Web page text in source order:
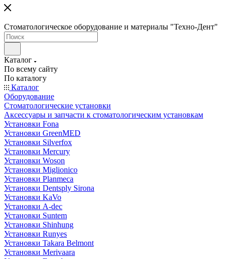
Стоматологическое оборудование и материалы "Техно-Дент"
Каталог
По всему сайту
По каталогу
Каталог
Оборудование
Стоматологические установки
Аксессуары и запчасти к стоматологическим установкам
Установки Fona
Установки GreenMED
Установки Silverfox
Установки Mercury
Установки Woson
Установки Miglionico
Установки Planmeca
Установки Dentsply Sirona
Установки KaVo
Установки A-dec
Установки Suntem
Установки Shinhung
Установки Runyes
Установки Takara Belmont
Установки Merivaara